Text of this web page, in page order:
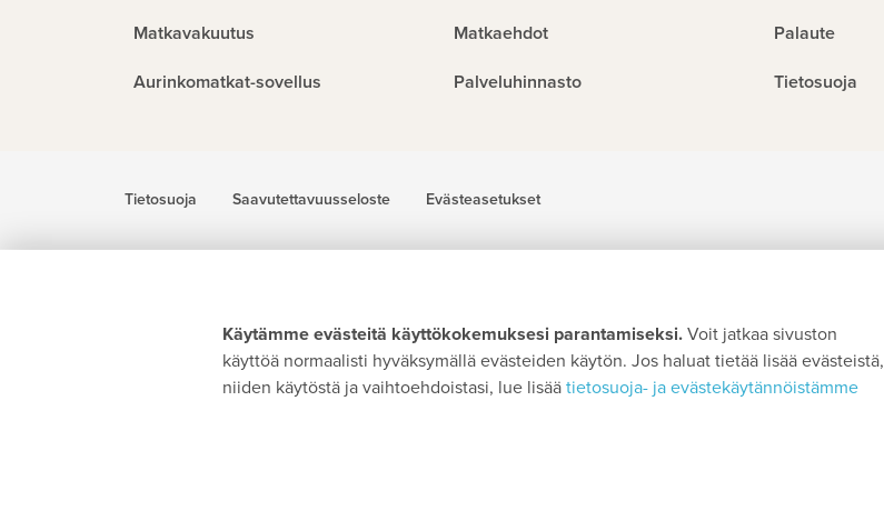
Matkavakuutus
Aurinkomatkat-sovellus
Matkaehdot
Palveluhinnasto
Palaute
Tietosuoja
Tietosuoja Saavutettavuusseloste Evästeasetukset
Käytämme evästeitä käyttökokemuksesi parantamiseksi. Voit jatkaa sivuston
käyttöä normaalisti hyväksymällä evästeiden käytön. Jos haluat tietää lisää evästeistä,
niiden käytöstä ja vaihtoehdoistasi, lue lisää tietosuoja- ja evästekäytännöistämme